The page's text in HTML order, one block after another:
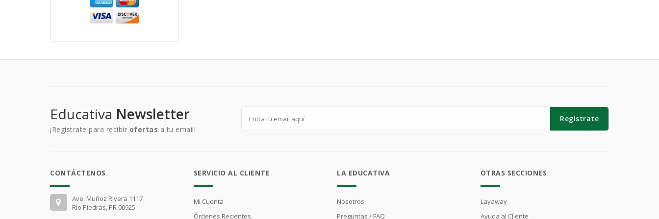
Educativa Newsletter
¡Regístrate para recibir ofertas a tu email!
Regístrate
CONTÁCTENOS
Ave. Muñoz Rivera 1117
Río Piedras, PR 00925
SERVICIO AL CLIENTE
Mi Cuenta
Órdenes Recientes
LA EDUCATIVA
Nosotros
Preguntas / FAQ
OTRAS SECCIONES
Layaway
Ayuda al Cliente